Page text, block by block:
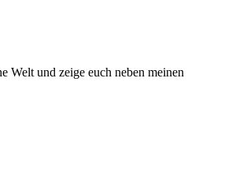
Welt und zeige euch neben meinen